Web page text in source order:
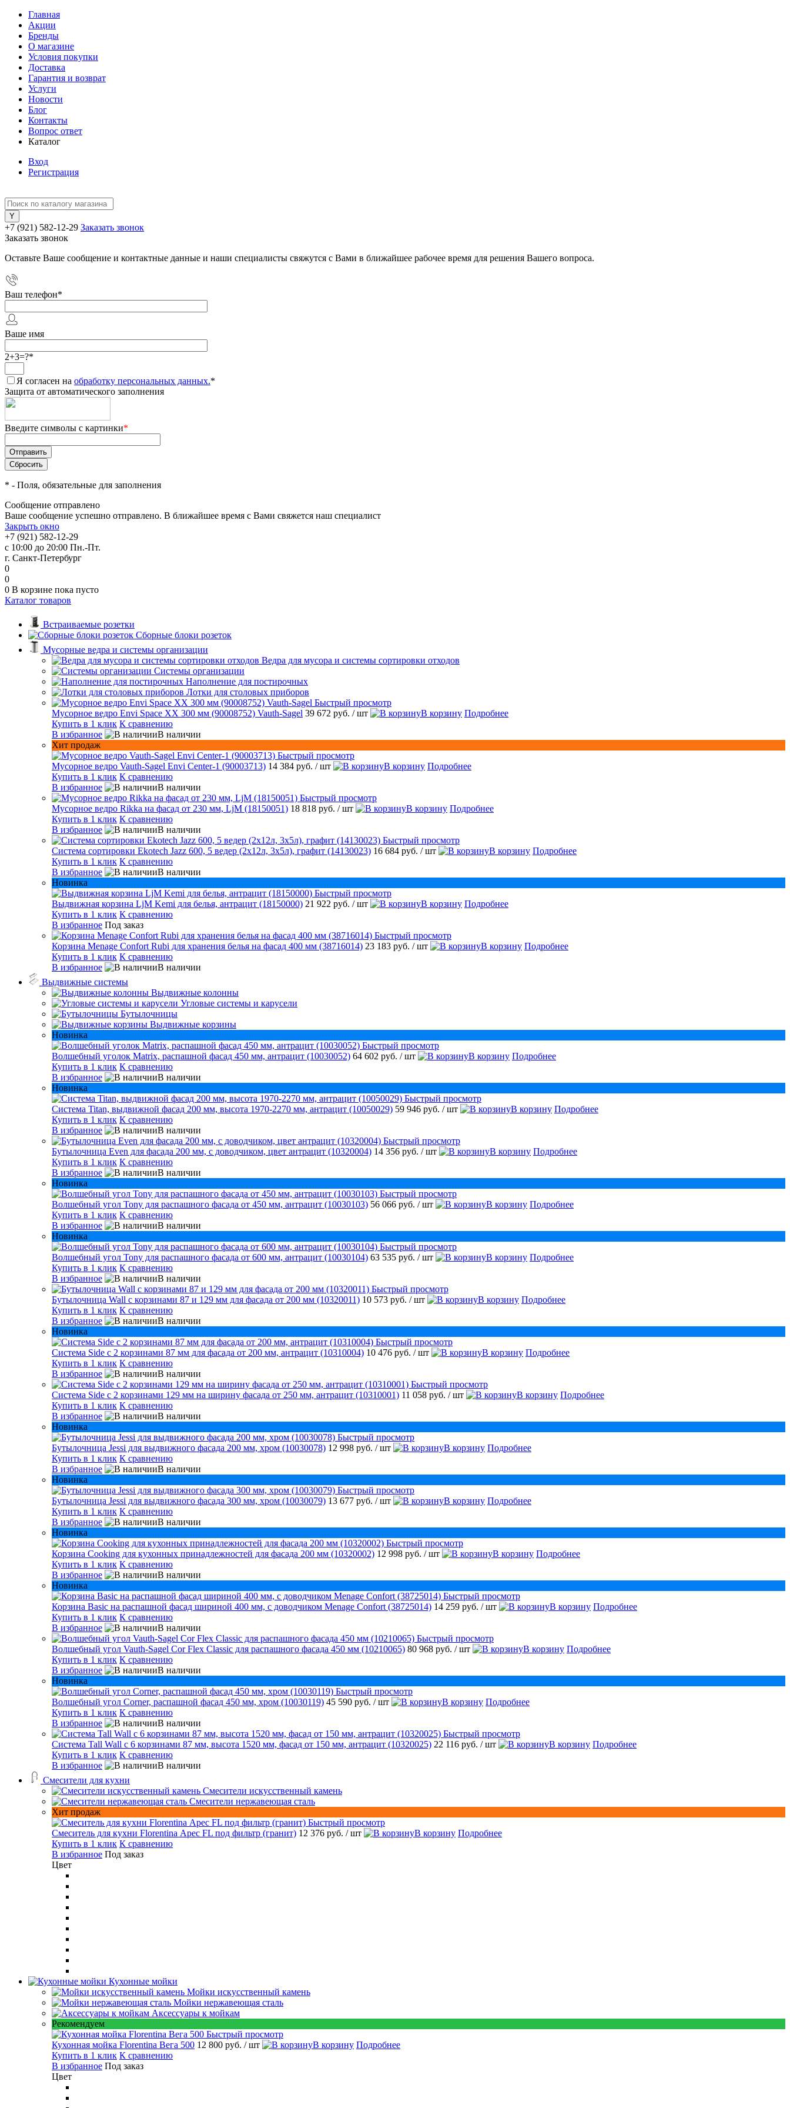
Главная
Акции
Бренды
О магазине
Условия покупки
Доставка
Гарантия и возврат
Услуги
Новости
Блог
Контакты
Вопрос ответ
Каталог
Вход
Регистрация
+7 (921) 582-12-29 Заказать звонок
Заказать звонок
Оставьте Ваше сообщение и контактные данные и наши специалисты свяжутся с Вами в ближайшее рабочее время для решения Вашего вопроса.
Ваш телефон*
Ваше имя
2+3=?*
Я согласен на обработку персональных данных.*
Защита от автоматического заполнения
Введите символы с картинки*
* - Поля, обязательные для заполнения
Сообщение отправлено
Ваше сообщение успешно отправлено. В ближайшее время с Вами свяжется наш специалист
Закрыть окно
+7 (921) 582-12-29
с 10:00 до 20:00 Пн.-Пт.
г. Санкт-Петербург
0
0
0 В корзине пока пусто
Каталог товаров
Встраиваемые розетки
Сборные блоки розеток
Мусорные ведра и системы организации
Ведра для мусора и системы сортировки отходов
Системы организации
Наполнение для постирочных
Лотки для столовых приборов
Быстрый просмотр
Мусорное ведро Envi Space XX 300 мм (90008752) Vauth-Sagel 39 672 руб. / шт В корзину Подробнее
Купить в 1 клик К сравнению
В избранное
В наличии
Хит продаж
Быстрый просмотр
Мусорное ведро Vauth-Sagel Envi Center-1 (90003713) 14 384 руб. / шт В корзину Подробнее
Купить в 1 клик К сравнению
В избранное
В наличии
Быстрый просмотр
Мусорное ведро Rikka на фасад от 230 мм, LjM (18150051) 18 818 руб. / шт В корзину Подробнее
Купить в 1 клик К сравнению
В избранное
В наличии
Быстрый просмотр
Система сортировки Ekotech Jazz 600, 5 ведер (2х12л, 3х5л), графит (14130023) 16 684 руб. / шт В корзину Подробнее
Купить в 1 клик К сравнению
В избранное
В наличии
Новинка
Быстрый просмотр
Выдвижная корзина LjM Kemi для белья, антрацит (18150000) 21 922 руб. / шт В корзину Подробнее
Купить в 1 клик К сравнению
В избранное Под заказ
Быстрый просмотр
Корзина Menage Confort Rubi для хранения белья на фасад 400 мм (38716014) 23 183 руб. / шт В корзину Подробнее
Купить в 1 клик К сравнению
В избранное
В наличии
Выдвижные системы
Выдвижные колонны
Угловые системы и карусели
Бутылочницы
Выдвижные корзины
Новинка
Быстрый просмотр
Волшебный уголок Matrix, распашной фасад 450 мм, антрацит (10030052) 64 602 руб. / шт В корзину Подробнее
Купить в 1 клик К сравнению
В избранное
В наличии
Новинка
Быстрый просмотр
Система Titan, выдвижной фасад 200 мм, высота 1970-2270 мм, антрацит (10050029) 59 946 руб. / шт В корзину Подробнее
Купить в 1 клик К сравнению
В избранное
В наличии
Быстрый просмотр
Бутылочница Even для фасада 200 мм, с доводчиком, цвет антрацит (10320004) 14 356 руб. / шт В корзину Подробнее
Купить в 1 клик К сравнению
В избранное
В наличии
Новинка
Быстрый просмотр
Волшебный угол Tony для распашного фасада от 450 мм, антрацит (10030103) 56 066 руб. / шт В корзину Подробнее
Купить в 1 клик К сравнению
В избранное
В наличии
Новинка
Быстрый просмотр
Волшебный угол Tony для распашного фасада от 600 мм, антрацит (10030104) 63 535 руб. / шт В корзину Подробнее
Купить в 1 клик К сравнению
В избранное
В наличии
Быстрый просмотр
Бутылочница Wall с корзинами 87 и 129 мм для фасада от 200 мм (10320011) 10 573 руб. / шт В корзину Подробнее
Купить в 1 клик К сравнению
В избранное
В наличии
Новинка
Быстрый просмотр
Система Side с 2 корзинами 87 мм для фасада от 200 мм, антрацит (10310004) 10 476 руб. / шт В корзину Подробнее
Купить в 1 клик К сравнению
В избранное
В наличии
Быстрый просмотр
Система Side c 2 корзинами 129 мм на ширину фасада от 250 мм, антрацит (10310001) 11 058 руб. / шт В корзину Подробнее
Купить в 1 клик К сравнению
В избранное
В наличии
Новинка
Быстрый просмотр
Бутылочница Jessi для выдвижного фасада 200 мм, хром (10030078) 12 998 руб. / шт В корзину Подробнее
Купить в 1 клик К сравнению
В избранное
В наличии
Новинка
Быстрый просмотр
Бутылочница Jessi для выдвижного фасада 300 мм, хром (10030079) 13 677 руб. / шт В корзину Подробнее
Купить в 1 клик К сравнению
В избранное
В наличии
Новинка
Быстрый просмотр
Корзина Cooking для кухонных принадлежностей для фасада 200 мм (10320002) 12 998 руб. / шт В корзину Подробнее
Купить в 1 клик К сравнению
В избранное
В наличии
Новинка
Быстрый просмотр
Корзина Basic на распашной фасад шириной 400 мм, с доводчиком Menage Confort (38725014) 14 259 руб. / шт В корзину Подробнее
Купить в 1 клик К сравнению
В избранное
В наличии
Быстрый просмотр
Волшебный угол Vauth-Sagel Cor Flex Classic для распашного фасада 450 мм (10210065) 80 968 руб. / шт В корзину Подробнее
Купить в 1 клик К сравнению
В избранное
В наличии
Новинка
Быстрый просмотр
Волшебный угол Corner, распашной фасад 450 мм, хром (10030119) 45 590 руб. / шт В корзину Подробнее
Купить в 1 клик К сравнению
В избранное
В наличии
Быстрый просмотр
Система Tall Wall с 6 корзинами 87 мм, высота 1520 мм, фасад от 150 мм, антрацит (10320025) 22 116 руб. / шт В корзину Подробнее
Купить в 1 клик К сравнению
В избранное
В наличии
Смесители для кухни
Смесители искусственный камень
Смесители нержавеющая сталь
Хит продаж
Быстрый просмотр
Смеситель для кухни Florentina Арес FL под фильтр (гранит) 12 376 руб. / шт В корзину Подробнее
Купить в 1 клик К сравнению
В избранное Под заказ
Цвет
Кухонные мойки
Мойки искусственный камень
Мойки нержавеющая сталь
Аксессуары к мойкам
Рекомендуем
Быстрый просмотр
Кухонная мойка Florentina Вега 500 12 800 руб. / шт В корзину Подробнее
Купить в 1 клик К сравнению
В избранное Под заказ
Цвет